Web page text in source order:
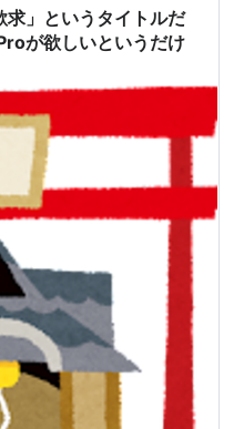
ぞれの元気を出す方法を
」というタイトルだ
が欲しいというだけ